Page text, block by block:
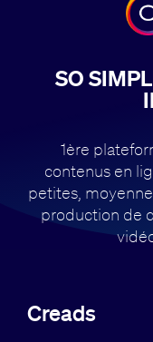
SO
1ère
contenus en
petites,
production de
Creads